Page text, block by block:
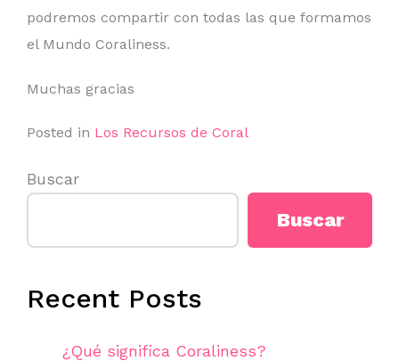
podremos compartir con todas las que formamos
el Mundo Coraliness.
Muchas gracias
Posted in Los Recursos de Coral
Buscar
Buscar
Recent Posts
¿Qué significa Coraliness?